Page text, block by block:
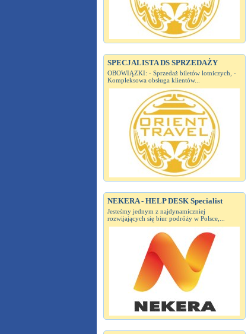
SPECJALISTA DS SPRZEDAŻY
OBOWIĄZKI: - Sprzedaż biletów lotniczych, -
Kompleksowa obsługa klientów...
NEKERA - HELP DESK Specialist
Jesteśmy jednym z najdynamiczniej
rozwijających się biur podróży w Polsce,...